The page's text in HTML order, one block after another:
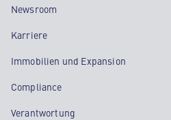
Newsroom
Karriere
Immobilien und Expansion
Compliance
Verantwortung